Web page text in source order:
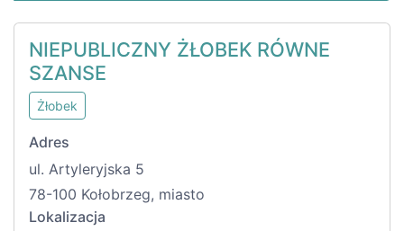
NIEPUBLICZNY ŻŁOBEK RÓWNE
SZANSE
Żłobek
Adres
ul. Artyleryjska 5
78-100 Kołobrzeg, miasto
Lokalizacja